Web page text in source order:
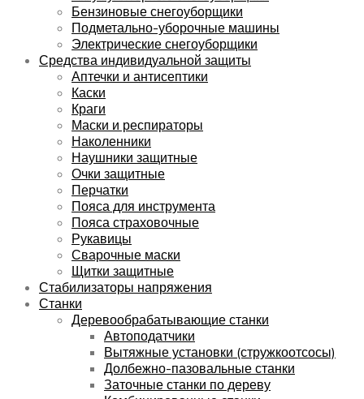
Бензиновые снегоуборщики
Подметально-уборочные машины
Электрические снегоуборщики
Средства индивидуальной защиты
Аптечки и антисептики
Каски
Краги
Маски и респираторы
Наколенники
Наушники защитные
Очки защитные
Перчатки
Пояса для инструмента
Пояса страховочные
Рукавицы
Сварочные маски
Щитки защитные
Стабилизаторы напряжения
Станки
Деревообрабатывающие станки
Автоподатчики
Вытяжные установки (стружкоотсосы)
Долбежно-пазовальные станки
Заточные станки по дереву